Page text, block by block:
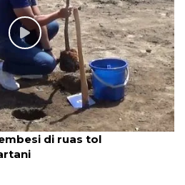
di ruas tol